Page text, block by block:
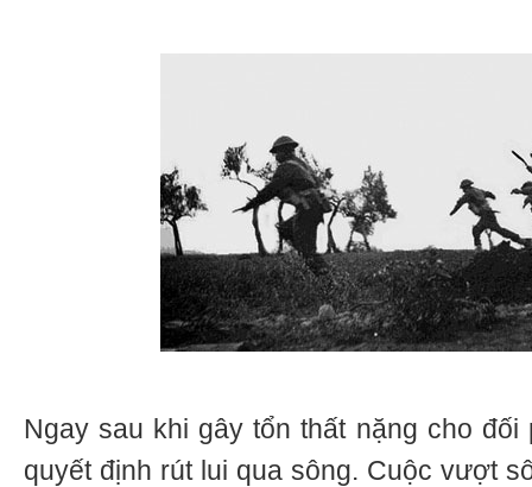
Ngay sau khi gây tổn thất nặng cho
quyết định rút lui qua sông. Cuộc vượt